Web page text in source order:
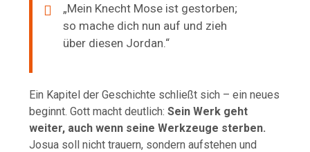
„Mein Knecht Mose ist gestorben;
so mache dich nun auf und zieh
über diesen Jordan.“
Ein Kapitel der Geschichte schließt sich – ein neues
beginnt. Gott macht deutlich:Sein Werk geht
weiter, auch wenn seine Werkzeuge sterben.
Josua soll nicht trauern, sondern aufstehen und